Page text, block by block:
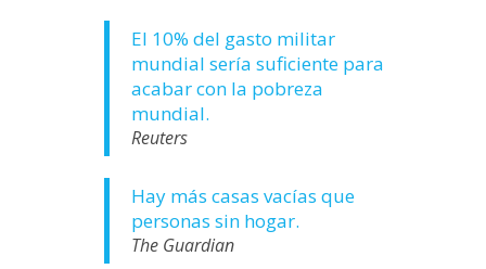
El 10% del gasto militar
mundial sería suficiente para
acabar con la pobreza
mundial.
Reuters
Hay más casas vacías que
personas sin hogar.
The Guardian